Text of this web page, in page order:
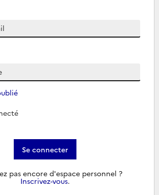
Se connecter
pas encore d'espace personnel ?
Inscrivez-vous.